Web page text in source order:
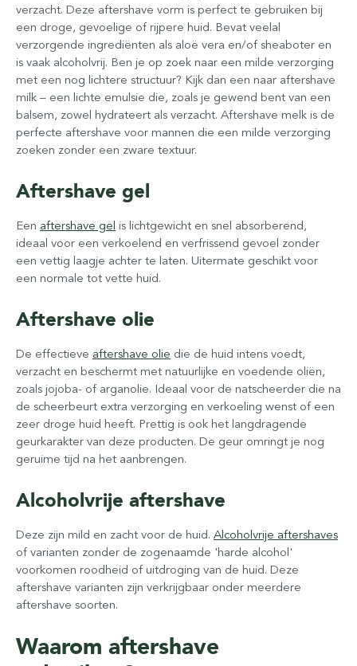
verzacht. Deze aftershave vorm is perfect te gebruiken bij
een droge, gevoelige of rijpere huid. Bevat veelal
verzorgende ingrediënten als aloë vera en/of sheaboter en
is vaak alcoholvrij. Ben je op zoek naar een milde verzorging
met een nog lichtere structuur? Kijk dan een naar aftershave
milk – een lichte emulsie die, zoals je gewend bent van een
balsem, zowel hydrateert als verzacht. Aftershave melk is de
perfecte aftershave voor mannen die een milde verzorging
zoeken zonder een zware textuur.
Aftershave gel
Een aftershave gel is lichtgewicht en snel absorberend,
ideaal voor een verkoelend en verfrissend gevoel zonder
een vettig laagje achter te laten. Uitermate geschikt voor
een normale tot vette huid.
Aftershave olie
De effectieve aftershave olie die de huid intens voedt,
verzacht en beschermt met natuurlijke en voedende oliën,
zoals jojoba- of arganolie. Ideaal voor de natscheerder die na
de scheerbeurt extra verzorging en verkoeling wenst of een
zeer droge huid heeft. Prettig is ook het langdragende
geurkarakter van deze producten. De geur omringt je nog
geruime tijd na het aanbrengen.
Alcoholvrije aftershave
Deze zijn mild en zacht voor de huid. Alcoholvrije aftershaves
of varianten zonder de zogenaamde 'harde alcohol'
voorkomen roodheid of uitdroging van de huid. Deze
aftershave varianten zijn verkrijgbaar onder meerdere
aftershave soorten.
Waarom aftershave